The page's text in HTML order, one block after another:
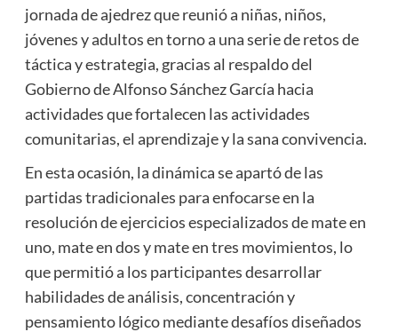
jornada de ajedrez que reunió a niñas, niños,
jóvenes y adultos en torno a una serie de retos de
táctica y estrategia, gracias al respaldo del
Gobierno de Alfonso Sánchez García hacia
actividades que fortalecen las actividades
comunitarias, el aprendizaje y la sana convivencia.
En esta ocasión, la dinámica se apartó de las
partidas tradicionales para enfocarse en la
resolución de ejercicios especializados de mate en
uno, mate en dos y mate en tres movimientos, lo
que permitió a los participantes desarrollar
habilidades de análisis, concentración y
pensamiento lógico mediante desafíos diseñados